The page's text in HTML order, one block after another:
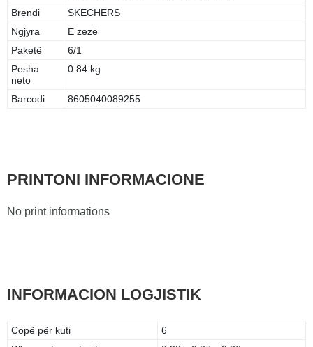
Brendi
SKECHERS
Ngjyra
E zezë
Paketë
6/1
Pesha
neto
0.84 kg
Barcodi 8605040089255
PRINTONI INFORMACIONE
No print informations
INFORMACION LOGJISTIK
Copë për kuti
6